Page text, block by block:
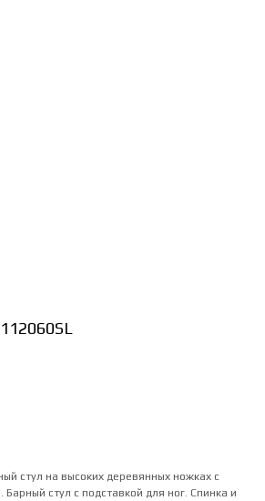
стул на высоких деревянных ножках с
стул с подставкой для ног. Спинка и